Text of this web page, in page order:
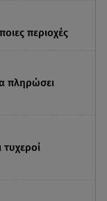
περιοχές
πληρώσει